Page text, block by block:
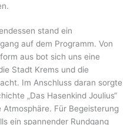
stand ein
auf dem Programm. Von
aus bot sich uns eine
Stadt Krems und die
Im Anschluss daran sorgte
„Das Hasenkind Joulius“
Für Begeisterung
ein spannender Rundgang